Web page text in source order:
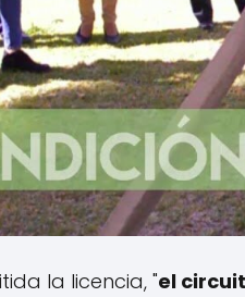
la licencia, "el